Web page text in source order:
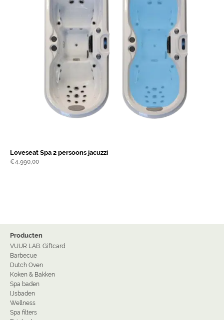
Loveseat Spa 2 persoons jacuzzi
€4.990,00
Producten
VUUR LAB. Giftcard
Barbecue
Dutch Oven
Koken & Bakken
Spa baden
IJsbaden
Wellness
Spa filters